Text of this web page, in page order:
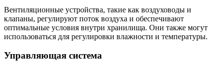
Вентиляционные устройства, такие как воздуховоды и
клапаны, регулируют поток воздуха и обеспечивают
оптимальные условия внутри хранилища. Они также могут
использоваться для регулировки влажности и температуры.
Управляющая система